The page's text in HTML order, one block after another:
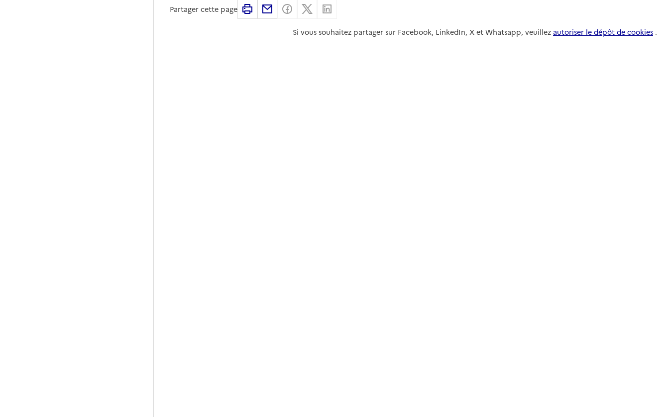
Partager cette page ImprimerPartager par email
Partager sur Facebook
Partager sur X
Si vous souhaitez partager sur Facebook, LinkedIn, X et Whatsapp, veuillez autoriser le dépôt de cookies .